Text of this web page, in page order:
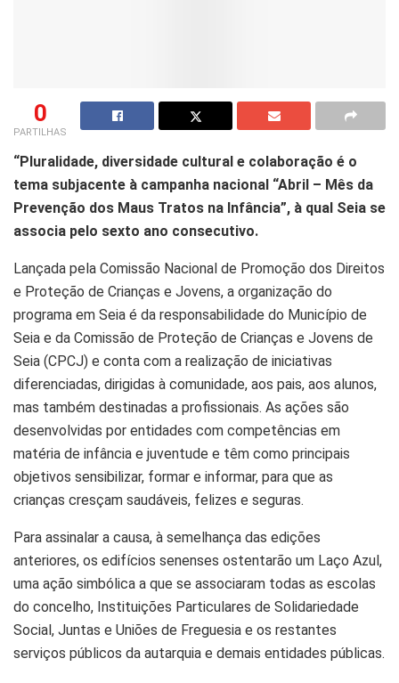
0
PARTILHAS
“Pluralidade, diversidade cultural e colaboração é o
tema subjacente à campanha nacional “Abril – Mês da
Prevenção dos Maus Tratos na Infância”, à qual Seia se
associa pelo sexto ano consecutivo.
Lançada pela Comissão Nacional de Promoção dos Direitos
e Proteção de Crianças e Jovens, a organização do
programa em Seia é da responsabilidade do Município de
Seia e da Comissão de Proteção de Crianças e Jovens de
Seia (CPCJ) e conta com a realização de iniciativas
diferenciadas, dirigidas à comunidade, aos pais, aos alunos,
mas também destinadas a profissionais. As ações são
desenvolvidas por entidades com competências em
matéria de infância e juventude e têm como principais
objetivos sensibilizar, formar e informar, para que as
crianças cresçam saudáveis, felizes e seguras.
Para assinalar a causa, à semelhança das edições
anteriores, os edifícios senenses ostentarão um Laço Azul,
uma ação simbólica a que se associaram todas as escolas
do concelho, Instituições Particulares de Solidariedade
Social, Juntas e Uniões de Freguesia e os restantes
serviços públicos da autarquia e demais entidades públicas.